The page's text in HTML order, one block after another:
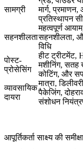
सामग्री
मार्ग,
प्रतिस्थापन
सहनशीलता
महत्वपूर्ण
सहनशीलता,
विधि
पोस्ट-
प्रोसेसिंग
हीट ट्रीटमेंट,
मशीनिंग, सतह
कोटिंग, और
व्यावसायिक
दायरा
मात्रा,
पैकेजिंग,
संशोधन
आपूर्तिकर्ता साक्ष्य की